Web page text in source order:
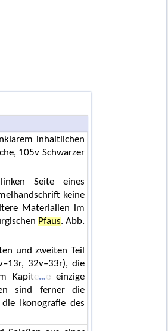
inhaltlichen
105v Schwarzer
Seite eines
keine
Materialien im
Pfaus. Abb.
und zweiten Teil
32v–33r), die
Kapite
e einzige
sind ferner die
Ikonografie des